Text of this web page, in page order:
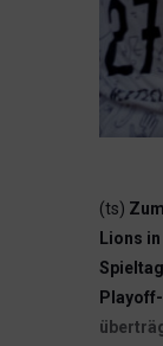
(ts)
Lions